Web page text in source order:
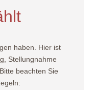
haben. Hier ist
Stellungnahme
beachten Sie